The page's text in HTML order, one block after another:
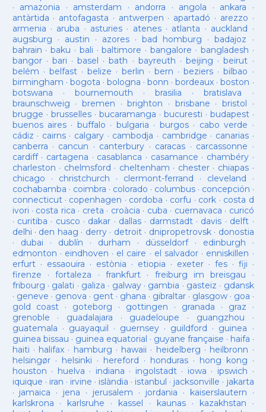
· amazonia · amsterdam · andorra · angola · ankara ·
antàrtida · antofagasta · antwerpen · apartadó · arezzo ·
armenia · aruba · asturies· atenes· atlanta · auckland ·
augsburg · austin · azores·bad homburg ·badajoz ·
bahrain ·baku · bali ·baltimore ·bangalore · bangladesh ·
bangor· bari ·basel ·bath · bayreuth ·beijing ·beirut ·
belém · belfast· belize · berlin ·bern ·beziers ·bilbao ·
birmingham · bogota · bologna ·bonn ·bordeaux ·boston ·
botswana · bournemouth ·brasilia ·bratislava ·
braunschweig · bremen ·brighton · brisbane · bristol ·
brugge · brusselles· bucaramanga · bucuresti · budapest·
buenos aires· buffalo · bulgaria · burgos· cabo verde ·
cádiz · cairns· calgary · cambodja · cambridge · canarias·
canberra · cancun · canterbury · caracas · carcassonne ·
cardiff· cartagena · casablanca · casamance · chambéry·
charleston · chelmsford · cheltenham · chester· chiapas ·
chicago · christchurch · clermont-ferrand · cleveland ·
cochabamba · coimbra · colorado · columbus· concepción ·
connecticut· copenhagen · cordoba · corfu · cork · costa d
ivori · costa rica · creta · croàcia · cuba · cuernavaca · curicó
· curitiba · cusco · dakar · dallas · darmstadt· davis · delft ·
delhi · den haag · derry· detroit· dnipropetrovsk· donostia
· dubai · dublín · durham · düsseldorf· edinburgh ·
edmonton · eindhoven · el caire · el salvador · enniskillen ·
erfurt· essaouira · estònia · etiopia · exeter· fes· fiji ·
firenze ·fortaleza · frankfurt· freiburg im breisgau ·
fribourg · galati · galiza · galway· gambia · gasteiz · gdansk
· geneve · genova · gent· ghana · gibraltar· glasgow· goa ·
gold coast · goteborg · gottingen · granada · graz ·
grenoble · guadalajara · guadeloupe · guangzhou ·
guatemala · guayaquil · guernsey· guildford · guinea ·
guinea bissau · guinea equatorial · guyane française · haifa ·
haiti · halifax · hamburg · hawaii · heidelberg · heilbronn ·
helsingør· helsinki · hereford · honduras· hong kong ·
houston · huelva · indiana · ingolstadt· iowa · ipswich ·
iquique · iran · irvine · islàndia · istanbul · jacksonville · jakarta
· jamaica · jena · jerusalem · jordania · kaiserslautern ·
karlskrona · karlsruhe · kassel · kaunas· kazakhstan ·